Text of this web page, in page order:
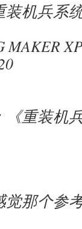
机兵系
《重装机
那个参